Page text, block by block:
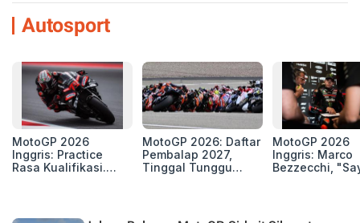
Autosport
MotoGP 2026
Inggris: Practice
Rasa Kualifikasi.
Silverstone!
MotoGP 2026: Daftar
Pembalap 2027,
Tinggal Tunggu
MotoGP 2026
Inggris: Marco
Bezzecchi,